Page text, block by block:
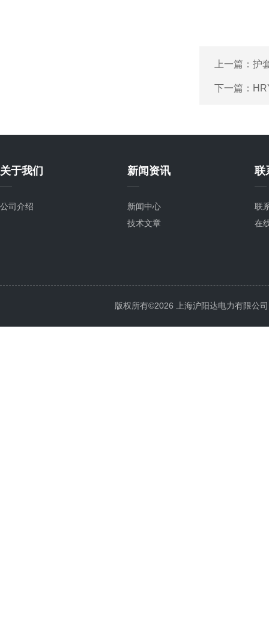
上一篇： 护
下一篇：
关于我们
公司介绍
新闻资讯
新闻中心
技术文章
联
联
在
版权所有©2026 上海沪阳达电力有限公